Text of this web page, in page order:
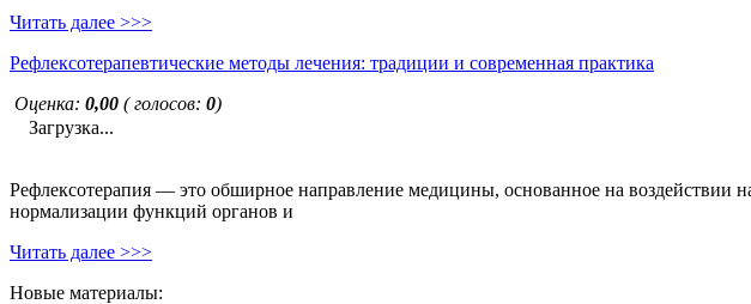
Читать далее >>>
Рефлексотерапевтические методы лечения: традиции и современная практика
Оценка: 0,00 ( голосов: 0)
Загрузка...
Рефлексотерапия — это обширное направление медицины, основанное на воздействии
нормализации функций органов и
Читать далее >>>
Новые материалы: